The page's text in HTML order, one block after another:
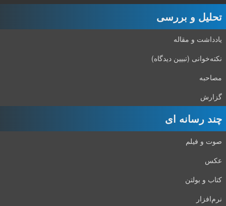
تحلیل و بررسی
یادداشت و مقاله
نکته‌خوانی (تبیین دیدگاه)
مصاحبه
گزارش
چند رسانه ای
صوت و فیلم
عکس
کتاب و بولتن
نرم‌افزار